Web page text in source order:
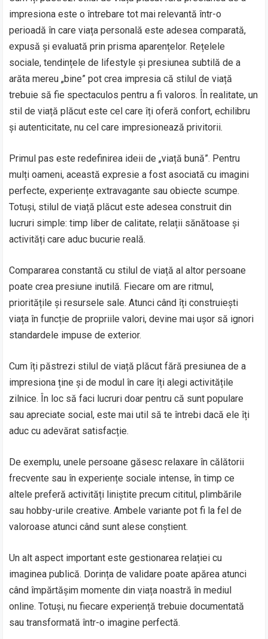
impresiona este o întrebare tot mai relevantă într-o
perioadă în care viața personală este adesea comparată,
expusă și evaluată prin prisma aparențelor. Rețelele
sociale, tendințele de lifestyle și presiunea subtilă de a
arăta mereu „bine” pot crea impresia că stilul de viață
trebuie să fie spectaculos pentru a fi valoros. În realitate, un
stil de viață plăcut este cel care îți oferă confort, echilibru
și autenticitate, nu cel care impresionează privitorii.
Primul pas este redefinirea ideii de „viață bună”. Pentru
mulți oameni, această expresie a fost asociată cu imagini
perfecte, experiențe extravagante sau obiecte scumpe.
Totuși, stilul de viață plăcut este adesea construit din
lucruri simple: timp liber de calitate, relații sănătoase și
activități care aduc bucurie reală.
Compararea constantă cu stilul de viață al altor persoane
poate crea presiune inutilă. Fiecare om are ritmul,
prioritățile și resursele sale. Atunci când îți construiești
viața în funcție de propriile valori, devine mai ușor să ignori
standardele impuse de exterior.
Cum îți păstrezi stilul de viață plăcut fără presiunea de a
impresiona ține și de modul în care îți alegi activitățile
zilnice. În loc să faci lucruri doar pentru că sunt populare
sau apreciate social, este mai util să te întrebi dacă ele îți
aduc cu adevărat satisfacție.
De exemplu, unele persoane găsesc relaxare în călătorii
frecvente sau în experiențe sociale intense, în timp ce
altele preferă activități liniștite precum cititul, plimbările
sau hobby-urile creative. Ambele variante pot fi la fel de
valoroase atunci când sunt alese conștient.
Un alt aspect important este gestionarea relației cu
imaginea publică. Dorința de validare poate apărea atunci
când împărtășim momente din viața noastră în mediul
online. Totuși, nu fiecare experiență trebuie documentată
sau transformată într-o imagine perfectă.